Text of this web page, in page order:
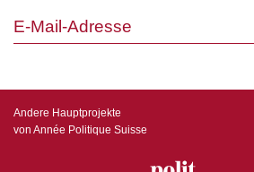
Andere Hauptprojekte
von Année Politique Suisse